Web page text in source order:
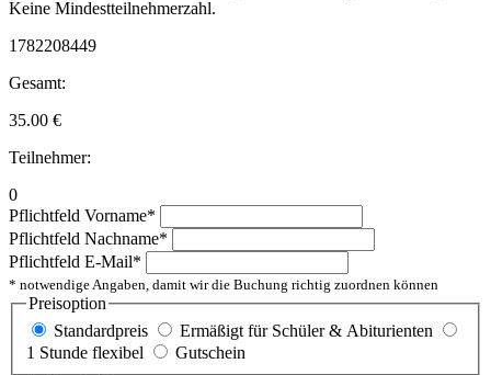
Keine Mindestteilnehmerzahl.
1782208449
Gesamt:
35.00 €
Teilnehmer:
0
Pflichtfeld Vorname*
Pflichtfeld Nachname*
Pflichtfeld E-Mail*
* notwendige Angaben, damit wir die Buchung richtig zuordnen können
Preisoption
Standardpreis
Ermäßigt für Schüler & Abiturienten
1 Stunde flexibel
Gutschein